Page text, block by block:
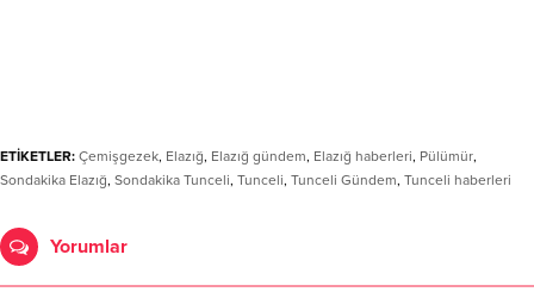
ETİKETLER: Çemişgezek, Elazığ, Elazığ gündem, Elazığ haberleri, Pülümür,
Sondakika Elazığ, Sondakika Tunceli, Tunceli, Tunceli Gündem, Tunceli haberleri
Yorumlar